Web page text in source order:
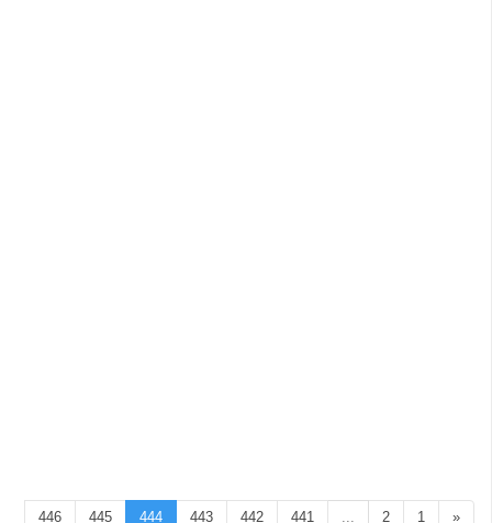
«
1
2
...
441
442
443
444
445
446